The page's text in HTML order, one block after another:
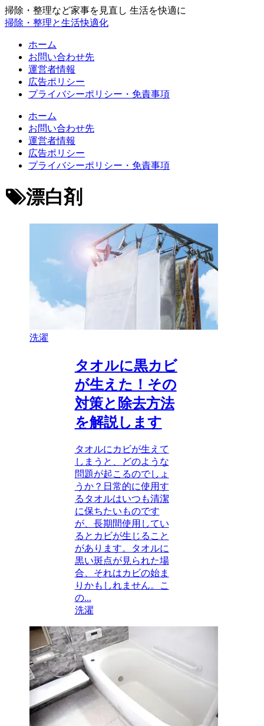
掃除・整理など家事を見直し 生活を快適に
掃除・整理と生活快適化
ホーム
お問い合わせ先
運営者情報
広告ポリシー
プライバシーポリシー・免責事項
ホーム
お問い合わせ先
運営者情報
広告ポリシー
プライバシーポリシー・免責事項
漂白剤
洗濯
タオルに黒カビ
が生えた！その
対策と除去方法
を解説します
タオルにカビが生えて
しまうと、どのような
問題が起こるのでしょ
うか？日常的に使用す
るタオルはいつも清潔
に保ちたいものです
が、長期間使用してい
るとカビが生じること
があります。タオルに
黒い斑点が見られた場
合、それはカビの始ま
りかもしれません。こ
の...
洗濯